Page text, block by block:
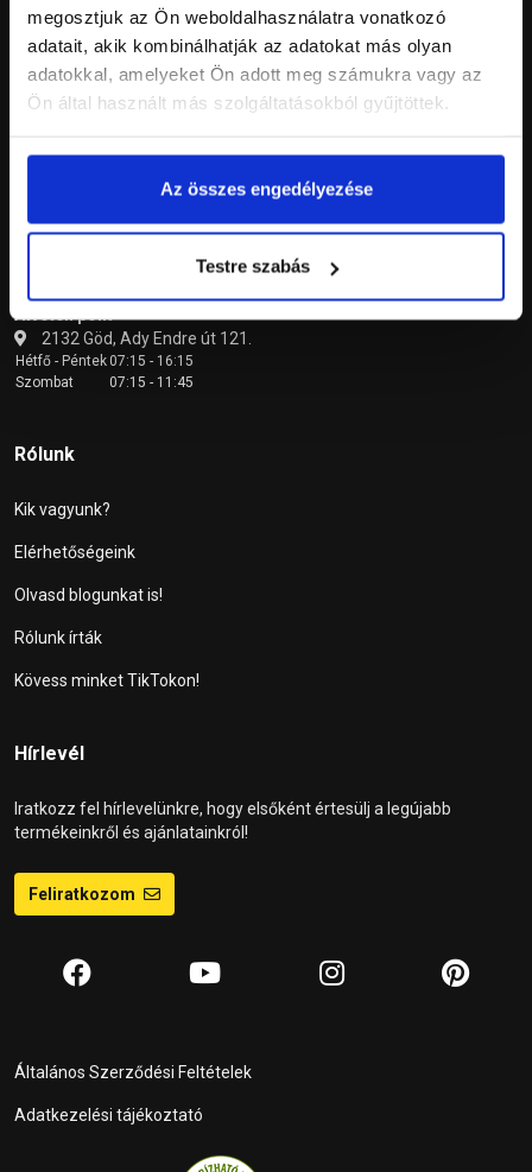
megosztjuk az Ön weboldalhasználatra vonatkozó
adatait, akik kombinálhatják az adatokat más olyan
adatokkal, amelyeket Ön adott meg számukra vagy az
Ön által használt más szolgáltatásokból gyűjtöttek.
Az összes engedélyezése
Testre szabás
Fizetési módok
Szállítási információk
GYIK
Átvételi pont
2132 Göd, Ady Endre út 121.
Hétfő - Péntek 07:15 - 16:15
Szombat
07:15 - 11:45
Rólunk
Kik vagyunk?
Elérhetőségeink
Olvasd blogunkat is!
Rólunk írták
Kövess minket TikTokon!
Hírlevél
Iratkozz fel hírlevelünkre, hogy elsőként értesülj a legújabb
termékeinkről és ajánlatainkról!
Feliratkozom
Általános Szerződési Feltételek
Adatkezelési tájékoztató